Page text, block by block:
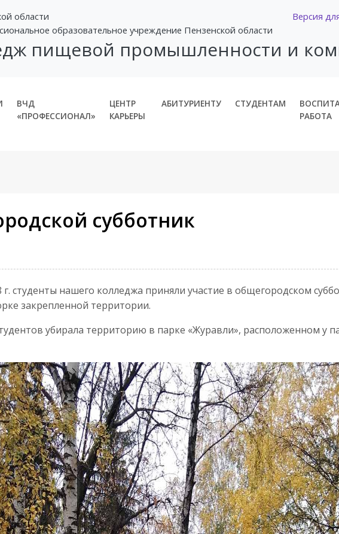
Версия
области
образовательное учреждение Пензенской области
пищевой промышленности и
ВЧД
«ПРОФЕССИОНАЛ»
ЦЕНТР
КАРЬЕРЫ
АБИТУРИЕНТУ СТУДЕНТАМ
РАБОТА
субботник
г. студенты нашего колледжа приняли участие в общегородском
закрепленной территории.
убирала территорию в парке «Журавли», расположенном у